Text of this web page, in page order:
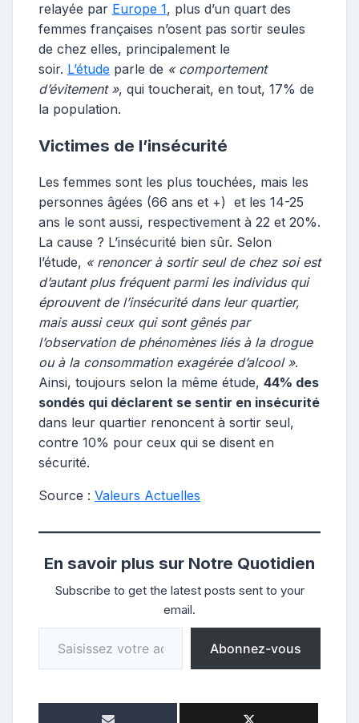
relayée par Europe 1, plus d’un quart des
femmes françaises n’osent pas sortir seules
de chez elles, principalement le
soir. L’étude parle de « comportement
d’évitement », qui toucherait, en tout, 17% de
la population.
Victimes de l’insécurité
Les femmes sont les plus touchées, mais les
personnes âgées (66 ans et +) et les 14-25
ans le sont aussi, respectivement à 22 et 20%.
La cause ? L’insécurité bien sûr. Selon
l’étude, « renoncer à sortir seul de chez soi est
d’autant plus fréquent parmi les individus qui
éprouvent de l’insécurité dans leur quartier,
mais aussi ceux qui sont gênés par
l’observation de phénomènes liés à la drogue
ou à la consommation exagérée d’alcool ».
Ainsi, toujours selon la même étude, 44% des
sondés qui déclarent se sentir en insécurité
dans leur quartier renoncent à sortir seul,
contre 10% pour ceux qui se disent en
sécurité.
Source : Valeurs Actuelles
En savoir plus sur Notre Quotidien
Subscribe to get the latest posts sent to your
email.
Saisissez votre adresse e-mail…
Abonnez-vous